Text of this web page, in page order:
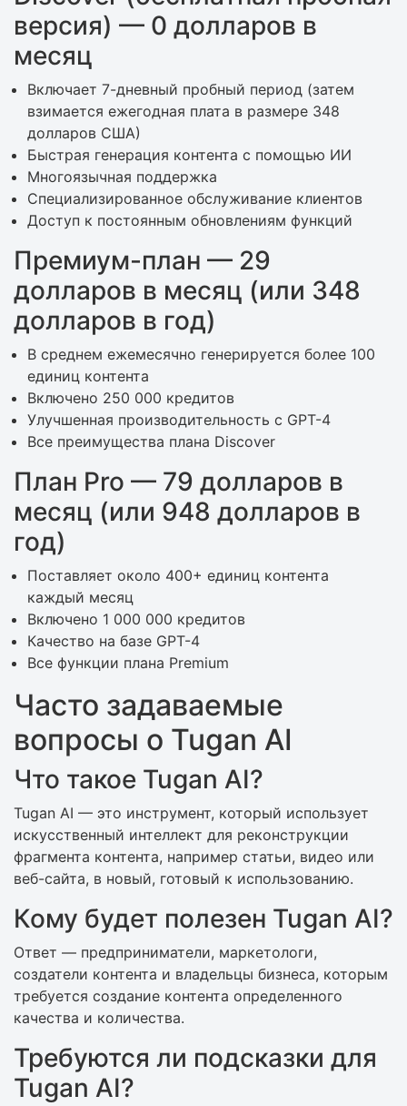
версия) — 0 долларов в
месяц
Включает 7-дневный пробный период (затем
взимается ежегодная плата в размере 348
долларов США)
Быстрая генерация контента с помощью ИИ
Многоязычная поддержка
Специализированное обслуживание клиентов
Доступ к постоянным обновлениям функций
Премиум-план — 29
долларов в месяц (или 348
долларов в год)
В среднем ежемесячно генерируется более 100
единиц контента
Включено 250 000 кредитов
Улучшенная производительность с GPT-4
Все преимущества плана Discover
План Pro — 79 долларов в
месяц (или 948 долларов в
год)
Поставляет около 400+ единиц контента
каждый месяц
Включено 1 000 000 кредитов
Качество на базе GPT-4
Все функции плана Premium
Часто задаваемые
вопросы о Tugan AI
Что такое Tugan AI?
Tugan AI — это инструмент, который использует
искусственный интеллект для реконструкции
фрагмента контента, например статьи, видео или
веб-сайта, в новый, готовый к использованию.
Кому будет полезен Tugan AI?
Ответ — предприниматели, маркетологи,
создатели контента и владельцы бизнеса, которым
требуется создание контента определенного
качества и количества.
Требуются ли подсказки для
Tugan AI?